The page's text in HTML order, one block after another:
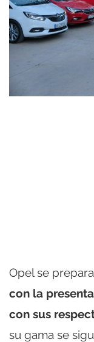
Opel se
con la
con sus
su gama se